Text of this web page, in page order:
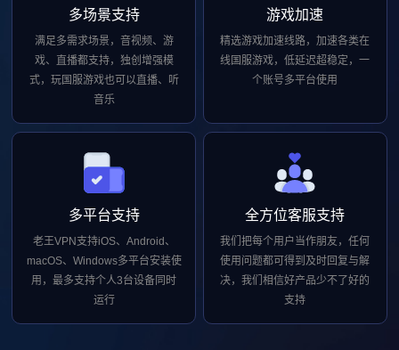
多场景支持
满足多需求场景，音视频、游
戏、直播都支持，独创增强模
式，玩国服游戏也可以直播、听
音乐
游戏加速
精选游戏加速线路，加速各类在
线国服游戏，低延迟超稳定，一
个账号多平台使用
多平台支持
老王VPN支持iOS、Android、
macOS、Windows多平台安装使
用，最多支持个人3台设备同时
运行
全方位客服支持
我们把每个用户当作朋友，任何
使用问题都可得到及时回复与解
决，我们相信好产品少不了好的
支持